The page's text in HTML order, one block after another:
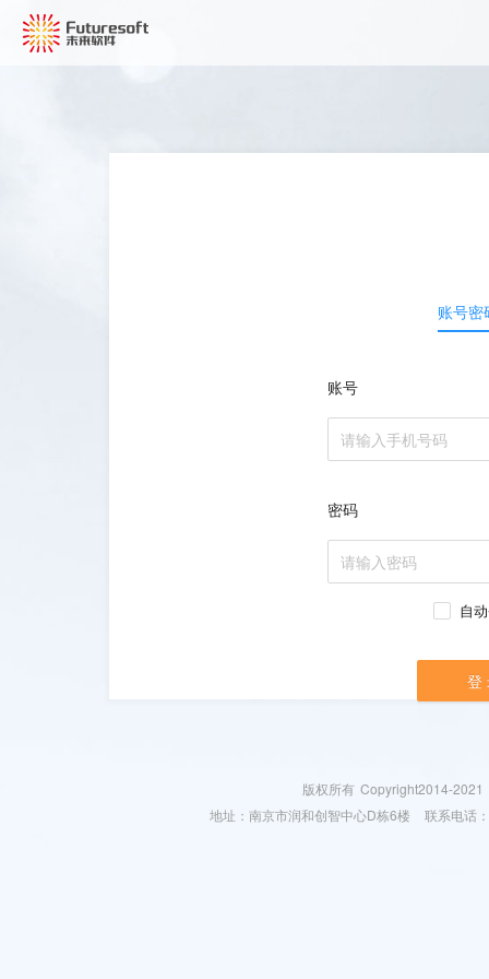
账号密
账号
密码
自
登
版权所有 Copyright2014-2021
地址：南京市润和创智中心D栋6楼
联系电话